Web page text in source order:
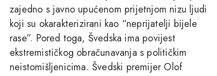
zajedno s javno upućenom prijetnjom nizu ljudi
koji su okarakterizirani kao “neprijatelji bijele
rase”. Pored toga, Švedska ima povijest
ekstremističkog obračunavanja s političkim
neistomišljenicima. Švedski premijer Olof